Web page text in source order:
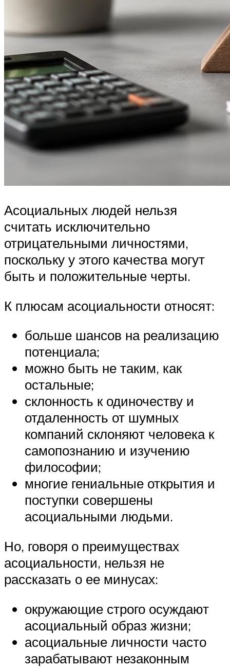
Асоциальных людей нельзя
считать исключительно
отрицательными личностями,
поскольку у этого качества могут
быть и положительные черты.
К плюсам асоциальности относят:
больше шансов на реализацию
потенциала;
можно быть не таким, как
остальные;
склонность к одиночеству и
отдаленность от шумных
компаний склоняют человека к
самопознанию и изучению
философии;
многие гениальные открытия и
поступки совершены
асоциальными людьми.
Но, говоря о преимуществах
асоциальности, нельзя не
рассказать о ее минусах:
окружающие строго осуждают
асоциальный образ жизни;
асоциальные личности часто
зарабатывают незаконным